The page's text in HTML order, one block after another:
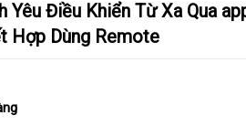
Hợp Dùng Remote